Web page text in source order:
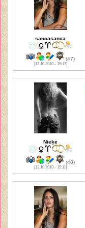
sancasanca
(47)
[12.10.2010 - 15:17]
Nieķe
(40)
[12.10.2010 - 15:11]